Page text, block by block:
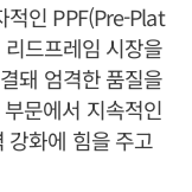
적인 PPF(Pre-Plat
드프레임 시장을
돼 엄격한 품질을
문에서 지속적인
강화에 힘을 주고